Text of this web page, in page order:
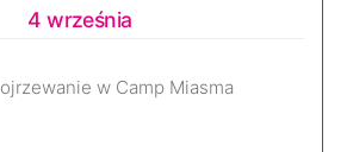
4 września
w Camp Miasma